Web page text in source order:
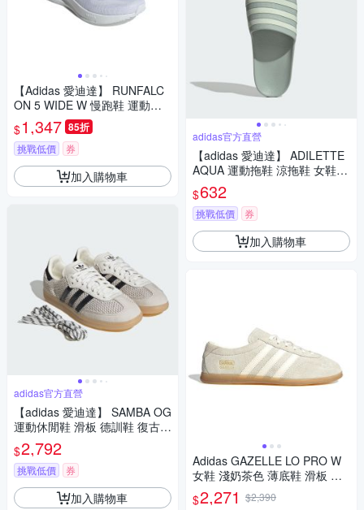
【Adidas 愛迪達】 RUNFALC
ON 5 WIDE W 慢跑鞋 運動鞋
女 - JH6015
$1,347 85折
挑戰低價 券
加入購物車
adidas官方直營
【adidas 愛迪達】 SAMBA OG
運動休閒鞋 滑板 德訓鞋 復古
女鞋 - Originals IH4003
$2,792
挑戰低價 券
加入購物車
adidas官方直營
【adidas 愛迪達】 ADILETTE
AQUA 運動拖鞋 涼拖鞋 女鞋 I
H9000
$632
挑戰低價 券
加入購物車
Adidas GAZELLE LO PRO W
女鞋 淺奶茶色 薄底鞋 滑板 德
訓鞋 復古 運動 休閒鞋 IH6933
$2,271 $2,390